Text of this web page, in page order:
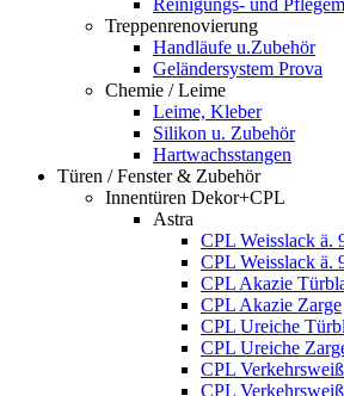
Reinigungs- und
Treppenrenovierung
Handläufe u.Zubehör
Geländersystem Prova
Chemie / Leime
Leime, Kleber
Silikon u. Zubehör
Hartwachsstangen
Türen / Fenster & Zubehör
Innentüren Dekor+CPL
Astra
CPL Weisslack ä.
CPL Weisslack ä.
CPL Akazie
CPL Akazie Zarge
CPL Ureiche
CPL Ureiche
CPL
CPL